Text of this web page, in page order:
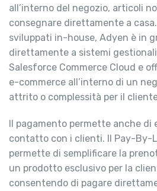
all’interno del negozio, articoli
consegnare direttamente a
sviluppati in-house, Adyen è in
direttamente a sistemi
Salesforce Commerce Cloud e
e-commerce all’interno di un
attrito o complessità per il
Il pagamento permette anche
contatto con i clienti. Il Pay-By-
permette di semplificare la
un prodotto esclusivo per la
consentendo di pagare